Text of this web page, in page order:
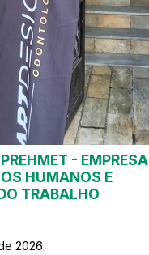
- EMPRESA
HUMANOS E
TRABALHO
2026